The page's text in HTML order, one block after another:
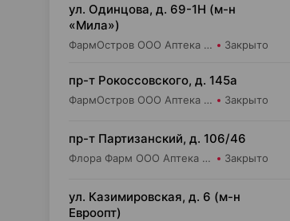
ул. Одинцова, д. 69-1Н (м-н
«Мила»)
ФармОстров ООО Аптека №16 на Одинцова Закрыто
пр-т Рокоссовского, д. 145а
ФармОстров ООО Аптека №9 на Рокоссовского Закрыто
пр-т Партизанский, д. 106/46
Флора Фарм ООО Аптека №20 Закрыто
ул. Казимировская, д. 6 (м-н
Евроопт)